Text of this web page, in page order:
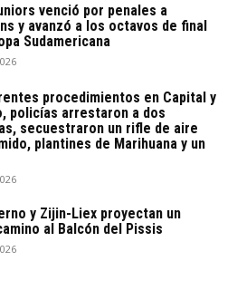
venció por penales a
y avanzó a los octavos de final
Sudamericana
procedimientos en Capital y
policías arrestaron a dos
secuestraron un rifle de aire
plantines de Marihuana y un
y Zijin-Liex proyectan un
al Balcón del Pissis